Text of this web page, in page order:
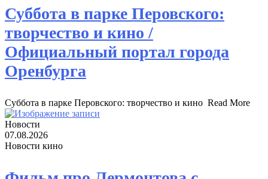
Суббота в парке Перовского:
творчество и кино /
Официальный портал города
Оренбурга
Суббота в парке Перовского: творчество и кино ​ Read More
Новости
07.08.2026
Новости кино